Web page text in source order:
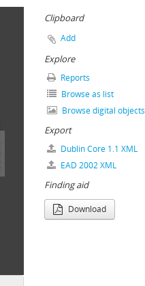
Clipboard
Add
Explore
Reports
Browse as list
Browse digital objects
Export
Dublin Core 1.1 XML
EAD 2002 XML
Finding aid
Download